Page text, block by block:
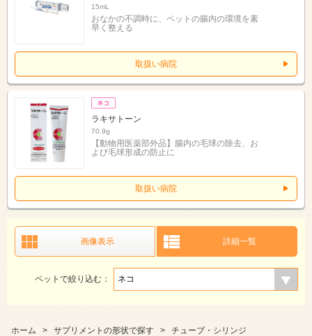
15mL
おなかの不調時に、ペットの腸内の環境を素
早く整える
取扱い病院
ラキサトーン
70.9g
【動物用医薬部外品】腸内の毛球の除去、お
よび毛球形成の防止に
取扱い病院
画像表示 詳細一覧
ペットで絞り込む：
ホーム > サプリメントの形状で探す >
チューブ・シリンジ